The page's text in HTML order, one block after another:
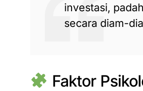
investasi,
secara diam-
Faktor